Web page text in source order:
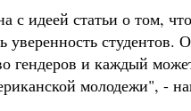
с идеей статьи о том,
уверенность
гендеров и каждый
молодежи", -